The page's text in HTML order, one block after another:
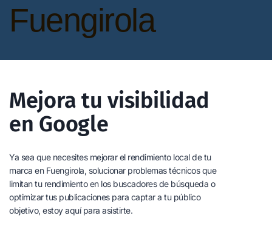
Fuengirola
Mejora tu visibilidad
en Google
Ya sea que necesites mejorar el rendimiento local de tu
marca en Fuengirola, solucionar problemas técnicos que
limitan tu rendimiento en los buscadores de búsqueda o
optimizar tus publicaciones para captar a tu público
objetivo, estoy aquí para asistirte.